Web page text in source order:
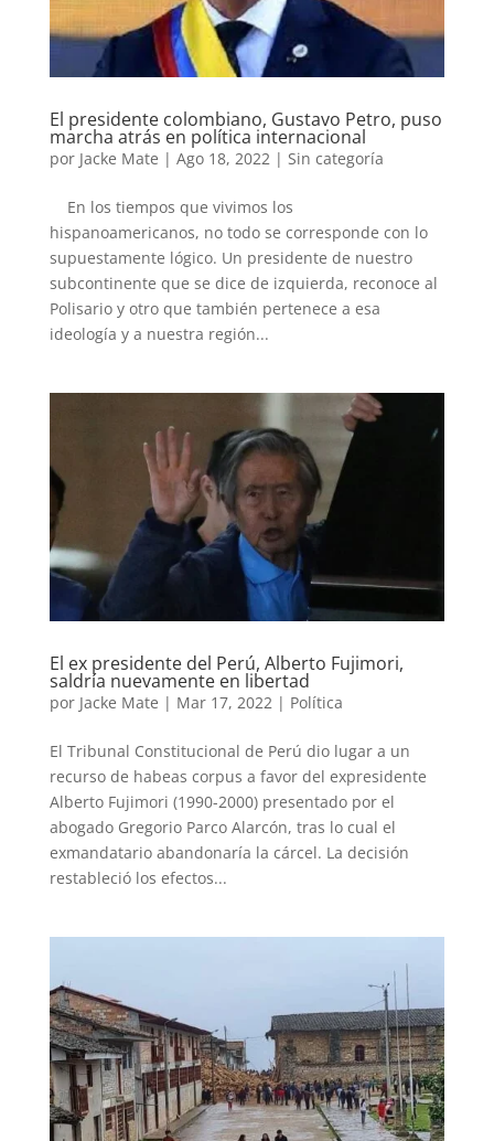
El presidente colombiano, Gustavo Petro, puso
marcha atrás en política internacional
por Jacke Mate | Ago 18, 2022 | Sin categoría
En los tiempos que vivimos los
hispanoamericanos, no todo se corresponde con lo
supuestamente lógico. Un presidente de nuestro
subcontinente que se dice de izquierda, reconoce al
Polisario y otro que también pertenece a esa
ideología y a nuestra región...
El ex presidente del Perú, Alberto Fujimori,
saldría nuevamente en libertad
por Jacke Mate | Mar 17, 2022| Política
El Tribunal Constitucional de Perú dio lugar a un
recurso de habeas corpus a favor del expresidente
Alberto Fujimori (1990-2000) presentado por el
abogado Gregorio Parco Alarcón, tras lo cual el
exmandatario abandonaría la cárcel. La decisión
restableció los efectos...